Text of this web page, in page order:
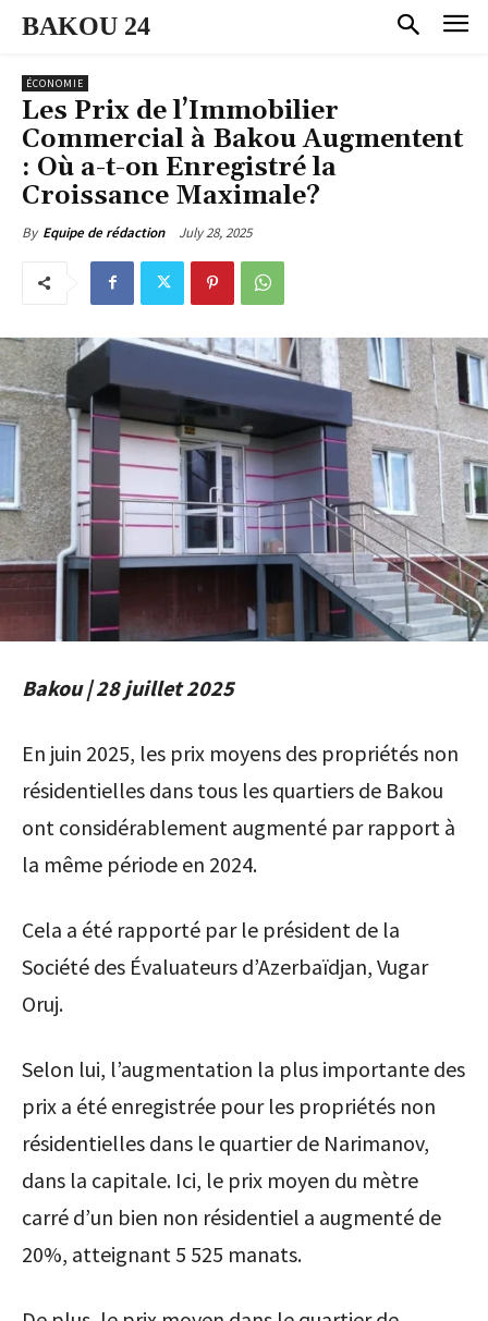
BAKOU 24
ÉCONOMIE
Les Prix de l’Immobilier
Commercial à Bakou Augmentent
: Où a-t-on Enregistré la
Croissance Maximale?
By Equipe de rédaction July 28, 2025
Bakou | 28 juillet 2025
En juin 2025, les prix moyens des propriétés non
résidentielles dans tous les quartiers de Bakou
ont considérablement augmenté par rapport à
la même période en 2024.
Cela a été rapporté par le président de la
Société des Évaluateurs d’Azerbaïdjan, Vugar
Oruj.
Selon lui, l’augmentation la plus importante des
prix a été enregistrée pour les propriétés non
résidentielles dans le quartier de Narimanov,
dans la capitale. Ici, le prix moyen du mètre
carré d’un bien non résidentiel a augmenté de
20%, atteignant 5 525 manats.